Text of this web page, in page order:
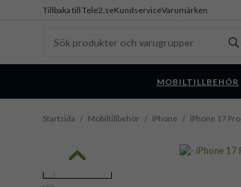
Tillbaka till Tele2.seKundserviceVarumärken
MOBILTILLBEHÖR
Startsida / Mobiltillbehör / iPhone / iPhone 17 Pro